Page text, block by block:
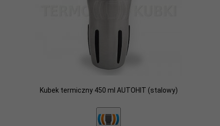
Kubek termiczny 450 ml AUTOHIT (stalowy)